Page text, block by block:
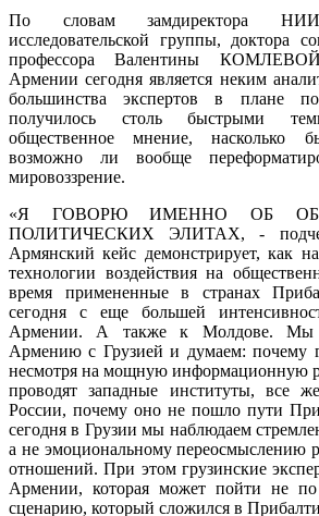
По словам замдиректора
исследовательской группы, доктора
профессора Валентины
Армении сегодня является неким
большинства экспертов в плане
получилось столь быстрыми
общественное мнение, насколько
возможно ли вообще
мировоззрение.
«Я ГОВОРЮ ИМЕННО ОБ
ПОЛИТИЧЕСКИХ ЭЛИТАХ, -
Армянский кейс демонстрирует, как
технологии воздействия на
время примененные в странах
сегодня с еще большей
Армении. А также к Молдове. Мы
Армению с Грузией и думаем: почему
несмотря на мощную информационную
проводят западные институты, все
России, почему оно не пошло пути
сегодня в Грузии мы наблюдаем
а не эмоциональному переосмыслению
отношений. При этом грузинские
Армении, которая может пойти не
сценарию, который сложился в